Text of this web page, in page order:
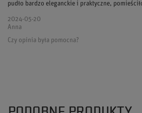
pudło bardzo eleganckie i praktyczne,
2024-05-20
Anna
Czy opinia była pomocna?